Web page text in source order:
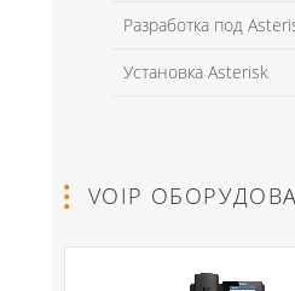
Разработка под
Установка Asterisk
VOIP